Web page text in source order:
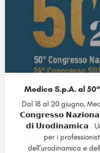
Medica S.p.A. al
Dal 18 al 20 giugno,
𝗖𝗼𝗻𝗴𝗿𝗲𝘀𝘀𝗼
𝗱𝗶 𝗨𝗿𝗼𝗱𝗶𝗻𝗮𝗺𝗶𝗰𝗮
per i
dell’urodinamica e